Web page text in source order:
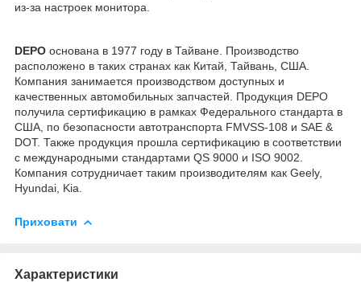
из-за настроек монитора.
DEPO основана в 1977 году в Тайване. Производство
расположено в таких странах как Китай, Тайвань, США.
Компания занимается производством доступных и
качественных автомобильных запчастей. Продукция DEPO
получила сертификацию в рамках Федерального стандарта в
США, по безопасности автотранспорта FMVSS-108 и SAE &
DOT. Также продукция прошла сертификацию в соответствии
с международными стандартами QS 9000 и ISO 9002.
Компания сотрудничает таким производителям как Geely,
Hyundai, Kia.
Приховати
Характеристики